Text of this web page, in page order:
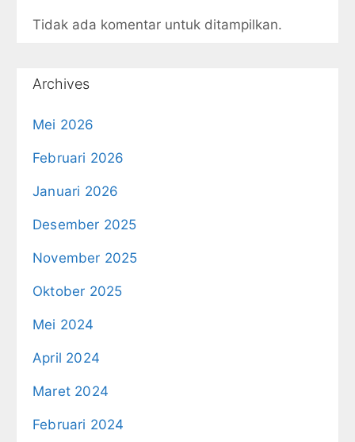
Tidak ada komentar untuk ditampilkan.
Archives
Mei 2026
Februari 2026
Januari 2026
Desember 2025
November 2025
Oktober 2025
Mei 2024
April 2024
Maret 2024
Februari 2024